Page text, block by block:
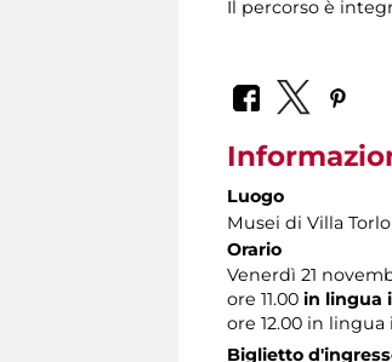
Il percorso è
Luogo
Musei di Villa
Orario
Venerdì 21
ore 11.00 in lingua
ore 12.00 in lingua
Biglietto